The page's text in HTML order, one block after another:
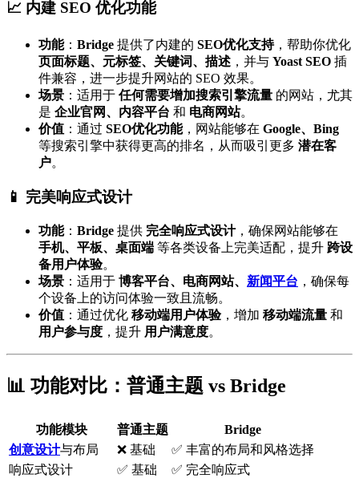
📈 内建 SEO 优化功能
功能： Bridge 提供了内建的 SEO优化支持，帮助你优化
页面标题、元标签、关键词、描述 ，并与 Yoast SEO 插
件兼容，进一步提升网站的 SEO 效果。
场景 ：适用于 任何需要增加搜索引擎流量 的网站，尤其
是 企业官网、内容平台 和 电商网站。
价值 ：通过 SEO优化功能，网站能够在 Google、Bing
等搜索引擎中获得更高的排名，从而吸引更多 潜在客
户。
📱 完美响应式设计
功能： Bridge 提供 完全响应式设计，确保网站能够在
手机、平板、桌面端 等各类设备上完美适配，提升 跨设
备用户体验。
场景 ：适用于 博客平台、电商网站、 新闻平台 ，确保每
个设备上的访问体验一致且流畅。
价值 ：通过优化 移动端用户体验，增加 移动端流量 和
用户参与度 ，提升 用户满意度。
📊 功能对比：普通主题 vs Bridge
功能模块 普通主题
Bridge
创意设计与布局 ❌ 基础
✅ 丰富的布局和风格选择
响应式设计
✅ 基础
✅ 完全响应式